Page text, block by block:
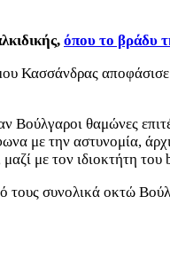
όπου το βράδυ
Κασσάνδρας
θαμώνες
με την αστυνομία,
με τον ιδιοκτήτη
συνολικά οκτώ